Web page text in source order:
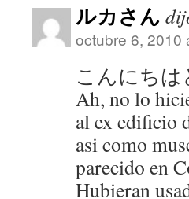
ルカさん
octubre 6, 2010
こんにちは
Ah, no lo
al ex edificio
asi como
parecido en
Hubieran